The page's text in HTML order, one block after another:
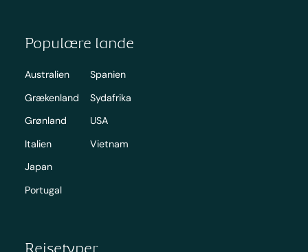
Populære lande
Australien
Grækenland
Grønland
Italien
Japan
Portugal
Spanien
Sydafrika
USA
Vietnam
Rejsetyper